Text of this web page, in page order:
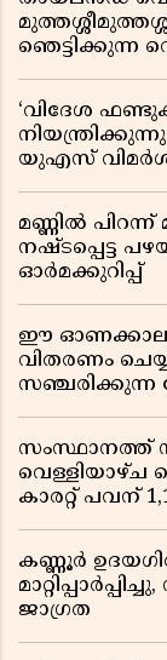
ഞെട്ടിക്കുന്ന
‘വിദേശ
യുഎസ്
മണ്ണിൽ
നഷ്ടപ്പെട്ട
ഓർമക്കുറിപ്പ്
ഈ
വിതരണം
സംസ്ഥാനത്ത്
വെള്ളിയാഴ്ച
കാരറ്റ് പവന്
കണ്ണൂർ
ജാഗ്രത